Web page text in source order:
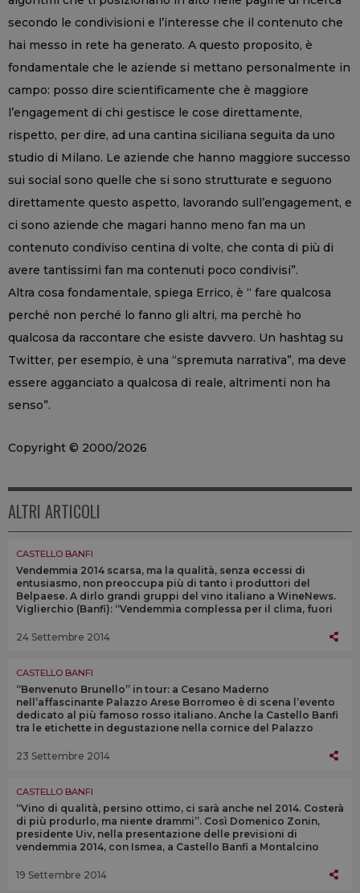
secondo le condivisioni e l’interesse che il contenuto che
hai messo in rete ha generato. A questo proposito, è
fondamentale che le aziende si mettano personalmente in
campo: posso dire scientificamente che è maggiore
l’engagement di chi gestisce le cose direttamente,
rispetto, per dire, ad una cantina siciliana seguita da uno
studio di Milano. Le aziende che hanno maggiore successo
sui social sono quelle che si sono strutturate e seguono
direttamente questo aspetto, lavorando sull’engagement, e
ci sono aziende che magari hanno meno fan ma un
contenuto condiviso centina di volte, che conta di più di
avere tantissimi fan ma contenuti poco condivisi”.
Altra cosa fondamentale, spiega Errico, è “ fare qualcosa
perché non perché lo fanno gli altri, ma perchè ho
qualcosa da raccontare che esiste davvero. Un hashtag su
Twitter, per esempio, è una “spremuta narrativa”, ma deve
essere agganciato a qualcosa di reale, altrimenti non ha
senso”.
Copyright © 2000/2026
ALTRI ARTICOLI
CASTELLO BANFI
Vendemmia 2014 scarsa, ma la qualità, senza eccessi di
entusiasmo, non preoccupa più di tanto i produttori del
Belpaese. A dirlo grandi gruppi del vino italiano a WineNews.
Viglierchio (Banfi): “Vendemmia complessa per il clima, fuori
24 Settembre 2014
CASTELLO BANFI
“Benvenuto Brunello” in tour: a Cesano Maderno
nell’affascinante Palazzo Arese Borromeo è di scena l’evento
dedicato al più famoso rosso italiano. Anche la Castello Banfi
tra le etichette in degustazione nella cornice del Palazzo
23 Settembre 2014
CASTELLO BANFI
“Vino di qualità, persino ottimo, ci sarà anche nel 2014. Costerà
di più produrlo, ma niente drammi”. Così Domenico Zonin,
presidente Uiv, nella presentazione delle previsioni di
vendemmia 2014, con Ismea, a Castello Banfi a Montalcino
19 Settembre 2014